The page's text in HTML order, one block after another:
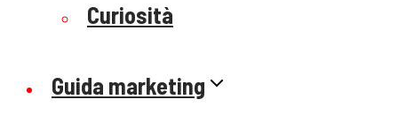
Curiosità
Guida marketing